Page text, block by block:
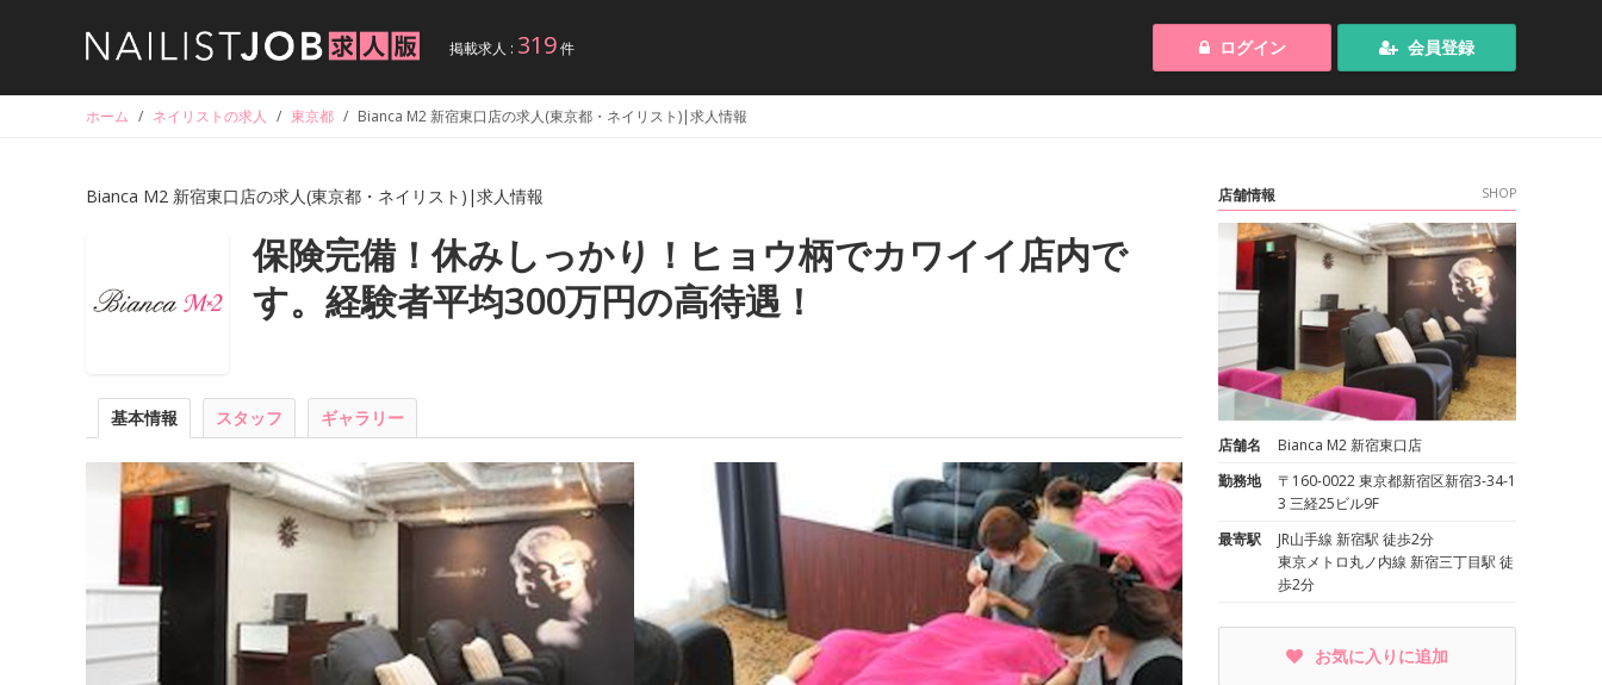
掲載求人 : 319件 ログイン 会員登録
ホーム / ネイリストの求人 / 東京都 / Bianca M2 新宿東口店の求人(東京都・ネイリスト)|求人情報
Bianca M2 新宿東口店の求人(東京都・ネイリスト)|求人情報
保険完備！休みしっかり！ヒョウ柄でカワイイ店内で
す。経験者平均300万円の高待遇！
基本情報 スタッフ ギャラリー
店舗情報 SHOP
店舗名
Bianca M2 新宿東口店
勤務地
〒160-0022 東京都新宿区新宿3-34-1
3 三経25ビル9F
最寄駅
JR山手線 新宿駅 徒歩2分
東京メトロ丸ノ内線 新宿三丁目駅 徒
歩2分
お気に入りに追加